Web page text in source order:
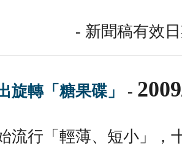
- 新聞稿有效
旋轉「糖果碟」 -
流行「輕薄、短小」，